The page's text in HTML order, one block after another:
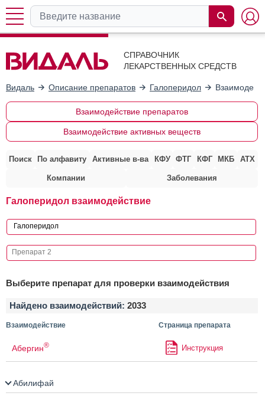
СПРАВОЧНИК
ЛЕКАРСТВЕННЫХ СРЕДСТВ
Видаль Описание препаратов Галоперидол
Взаимодействие препаратов
Взаимодействие активных веществ
Поиск По алфавиту Активные в-ва КФУ ФТГ КФГ МКБ АТХ
Компании Заболевания
Галоперидол взаимодействие
Выберите препарат для проверки взаимодействия
Найдено взаимодействий: 2033
Взаимодействие Страница препарата
Абергин® Инструкция
Абилифай